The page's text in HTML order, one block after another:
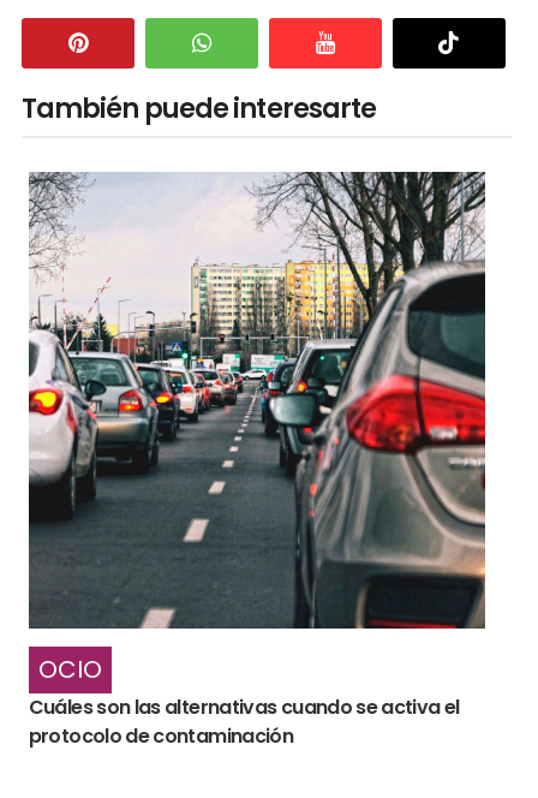
También puede interesarte
OCIO
Cuáles son las alternativas cuando se activa el
protocolo de contaminación